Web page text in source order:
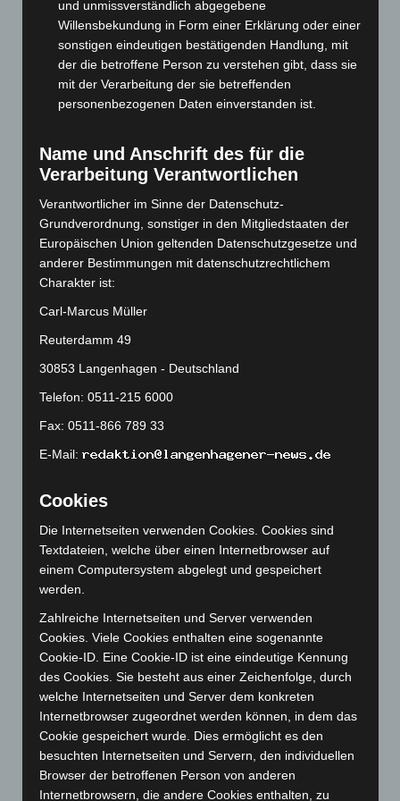
September 2024(112)
August 2024(107)
Juli 2024(89)
Juni 2024(107)
April 2024 (102)
Februar 2024(103)
Januar 2024(111)
Dezember 2023(130)
August 2023(134)
Juli 2023(118)
Juni 2023(142)
Mai 2023(139)
März 2023 (174)
Februar 2023(154)
Januar 2023(140)
Dezember 2022
November 2022(167)
Oktober 2022(166)
September 2022(205)
August 2022(166)
Juli 2022
Juni 2022(167)
Mai 2022(177)
und unmissverständlich abgegebene
Willensbekundung in Form einer Erklärung oder einer
sonstigen eindeutigen bestätigenden Handlung, mit
der die betroffene Person zu verstehen gibt, dass sie
mit der Verarbeitung der sie betreffenden
personenbezogenen Daten einverstanden ist.
Name und Anschrift des für die
Verarbeitung Verantwortlichen
Verantwortlicher im Sinne der Datenschutz-
Grundverordnung, sonstiger in den Mitgliedstaaten der
Europäischen Union geltenden Datenschutzgesetze und
anderer Bestimmungen mit datenschutzrechtlichem
Charakter ist:
Carl-Marcus Müller
Reuterdamm 49
30853 Langenhagen - Deutschland
Telefon: 0511-215 6000
Fax: 0511-866 789 33
E-Mail:
Cookies
Die Internetseiten verwenden Cookies. Cookies sind
Textdateien, welche über einen Internetbrowser auf
einem Computersystem abgelegt und gespeichert
werden.
Zahlreiche Internetseiten und Server verwenden
Cookies. Viele Cookies enthalten eine sogenannte
Cookie-ID. Eine Cookie-ID ist eine eindeutige Kennung
des Cookies. Sie besteht aus einer Zeichenfolge, durch
welche Internetseiten und Server dem konkreten
Internetbrowser zugeordnet werden können, in dem das
Cookie gespeichert wurde. Dies ermöglicht es den
besuchten Internetseiten und Servern, den individuellen
Browser der betroffenen Person von anderen
Internetbrowsern, die andere Cookies enthalten, zu